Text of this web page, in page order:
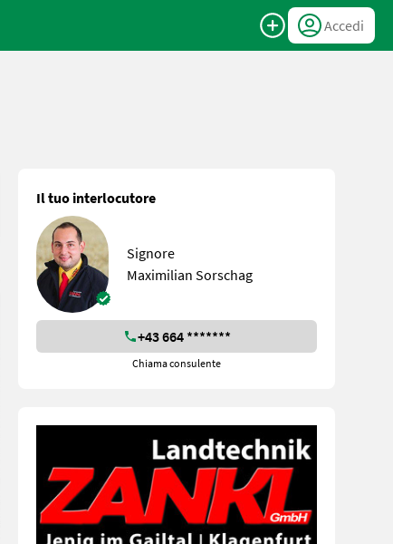
Accedi
Il tuo interlocutore
Signore
Maximilian Sorschag
+43 664 *******
Chiama consulente